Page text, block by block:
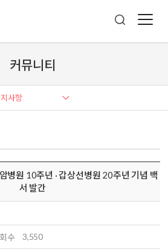
커뮤니티
사항
병원 10주년 · 갑상선병원 20주년 기념 백
서 발간
수 3,550